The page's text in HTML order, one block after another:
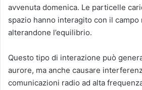
avvenuta domenica. Le particelle
spazio hanno interagito con il
alterandone l’equilibrio.
Questo tipo di interazione può
aurore, ma anche causare
comunicazioni radio ad alta